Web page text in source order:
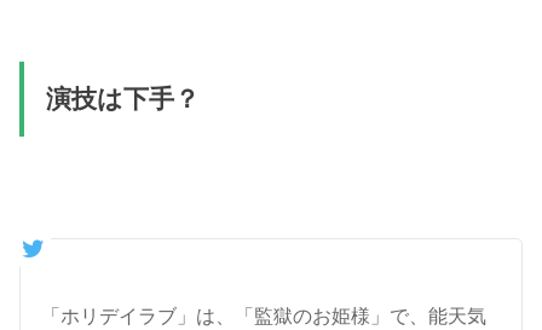
演技は下手？
「ホリデイラブ」は、「監獄のお姫様」で、能天気